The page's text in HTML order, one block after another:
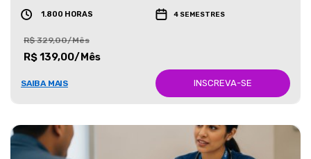
1.800 HORAS 4 SEMESTRES
R$ 329,00/Mês
R$ 139,00/Mês
SAIBA MAIS INSCREVA-SE